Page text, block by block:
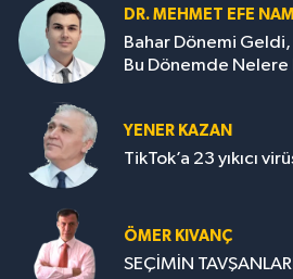
DR. MEHMET EFE
Bahar Dönemi
Bu Dönemde
YENER KAZAN
TikTok’a 23 yıkıcı
ÖMER KIVANÇ
SEÇİMİN